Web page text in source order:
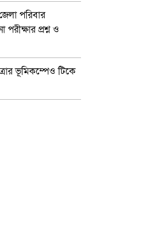
পরিবার
পরীক্ষার প্রশ্ন ও
ভূমিকম্পেও টিকে